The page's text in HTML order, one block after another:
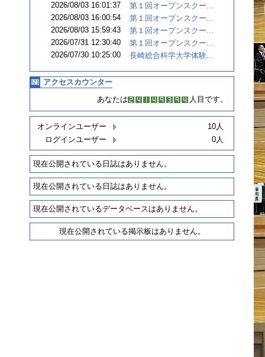
2026/08/03 16:01:37
第１回オープンスクー...
2026/08/03 16:00:54
第１回オープンスクー...
2026/08/03 15:59:43
第１回オープンスクー...
2026/07/31 12:30:40
第１回オープンスクー...
2026/07/30 10:25:00
長崎総合科学大学体験...
アクセスカウンター
あなたは
人目です。
オンラインユーザー
10人
ログインユーザー
0人
現在公開されている日誌はありません。
現在公開されている日誌はありません。
現在公開されているデータベースはありません。
現在公開されている掲示板はありません。